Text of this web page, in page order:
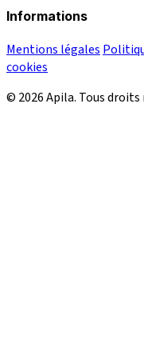
Informations
Mentions légales
cookies
© 2026 Apila. Tous droits